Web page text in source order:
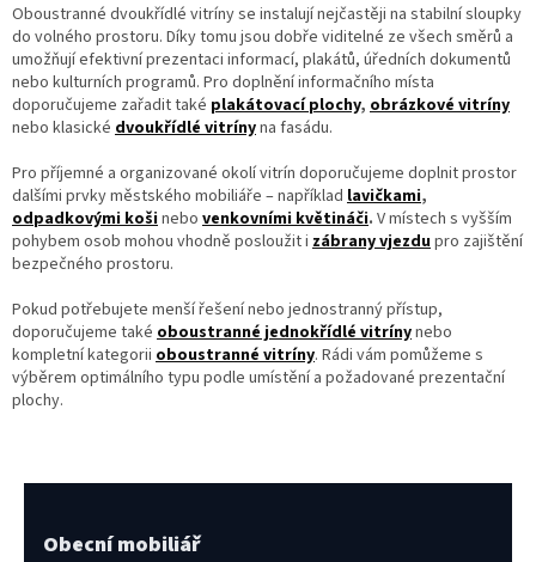
Oboustranné dvoukřídlé vitríny se instalují nejčastěji na stabilní sloupky
do volného prostoru. Díky tomu jsou dobře viditelné ze všech směrů a
umožňují efektivní prezentaci informací, plakátů, úředních dokumentů
nebo kulturních programů. Pro doplnění informačního místa
doporučujeme zařadit také plakátovací plochy, obrázkové vitríny
nebo klasické dvoukřídlé vitrínyna fasádu.
Pro příjemné a organizované okolí vitrín doporučujeme doplnit prostor
dalšími prvky městského mobiliáře – například lavičkami,
odpadkovými koši nebo venkovními květináči. V místech s vyšším
pohybem osob mohou vhodně posloužit i zábrany vjezdu pro zajištění
bezpečného prostoru.
Pokud potřebujete menší řešení nebo jednostranný přístup,
doporučujeme také oboustranné jednokřídlé vitrínynebo
kompletní kategorii oboustranné vitríny. Rádi vám pomůžeme s
výběrem optimálního typu podle umístění a požadované prezentační
plochy.
Obecní mobiliář